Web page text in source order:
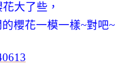
大了些，
櫻花一模一樣~對吧~